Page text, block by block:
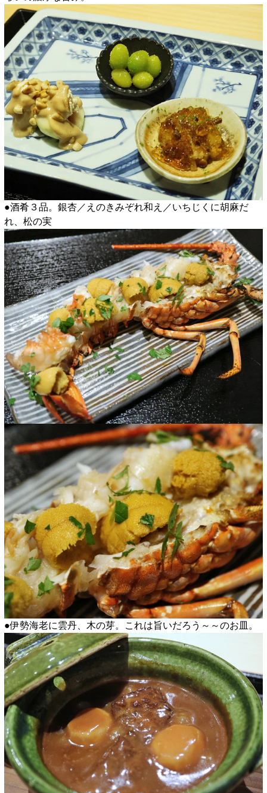
●酒肴３品。銀杏／えのきみぞれ和え／いちじくに胡麻だ
れ、松の実
●伊勢海老に雲丹、木の芽。これは旨いだろう～～のお皿。